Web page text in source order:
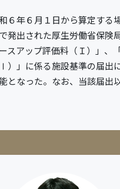
６年６月１日から算定する
発出された厚生労働省保険
スアップ評価料（Ｉ）」、
Ⅰ）」に係る施設基準の届出
となった。なお、当該届出